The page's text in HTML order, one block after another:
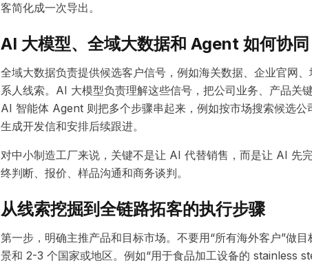
客简化成一次导出。
AI 大模型、全域大数据和 Agent 如何协同
全域大数据负责提供候选客户信号，例如海关数据、企业官网
系人线索。AI 大模型负责理解这些信号，把公司业务、产品关
AI 智能体 Agent 则把多个步骤串起来，例如按市场搜索候选公
生成开发信和安排后续跟进。
对中小制造工厂来说，关键不是让 AI 代替销售，而是让 AI 先
终判断、报价、样品沟通和商务谈判。
从线索挖掘到全链路拓客的执行步骤
第一步，明确主推产品和目标市场。不要用“所有海外客户”做
景和 2-3 个国家或地区。例如“用于食品加工设备的 stainless